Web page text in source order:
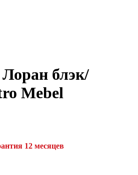
блэк/
Mebel
12 месяцев